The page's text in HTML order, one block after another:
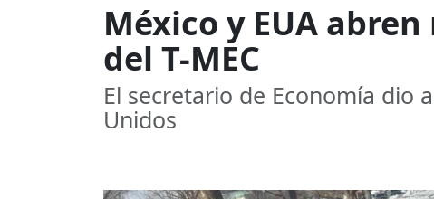
México y EUA
del T-MEC
El secretario de Economía dio
Unidos